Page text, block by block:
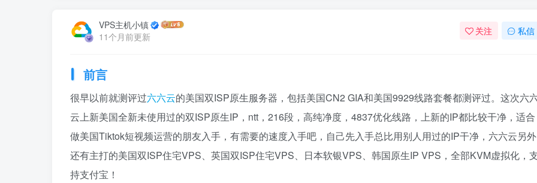
VPS主机小镇
11个月前更新
关注 私信
前言
很早以前就测评过六六云的美国双ISP原生服务器，包括美国CN2 GIA和美国9929线路套餐都测评过。这次六
云上新美国全新未使用过的双ISP原生IP，ntt，216段，高纯净度，4837优化线路，上新的IP都比较干净，适合
做美国Tiktok短视频运营的朋友入手，有需要的速度入手吧，自己先入手总比用别人用过的IP干净，六六云另外
还有主打的美国双ISP住宅VPS、英国双ISP住宅VPS、日本软银VPS、韩国原生IP VPS，全部KVM虚拟化，
持支付宝！